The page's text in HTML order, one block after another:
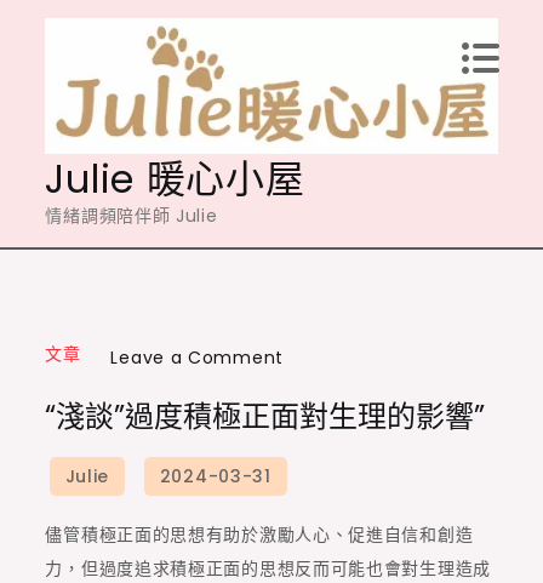
content
Julie 暖心小屋
情緒調頻陪伴師 Julie
文章 Leave a Comment
談”
過
度
積
極
“淺談”過度積極正面對生理的影響”
儘管積極正面的思想有助於激勵人心、促進自信和創造
力，但過度追求積極正面的思想反而可能也會對生理造成